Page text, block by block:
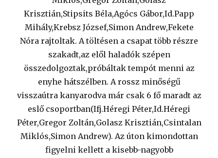
Krisztián,Stipsits Béla,Agócs Gábor,Id.Papp
Mihály,Krebsz József,Simon Andrew,Fekete
Nóra rajtoltak. A töltésen a csapat több részre
szakadt,az elől haladók szépen
összedolgoztak,próbáltak tempót menni az
enyhe hátszélben. A rossz minőségű
visszaútra kanyarodva már csak 6 fő maradt az
eslő csoportban(Ifj.Héregi Péter,Id.Héregi
Péter,Gregor Zoltán,Golasz Krisztián,Csintalan
Miklós,Simon Andrew). Az úton kimondottan
figyelni kellett a kisebb-nagyobb